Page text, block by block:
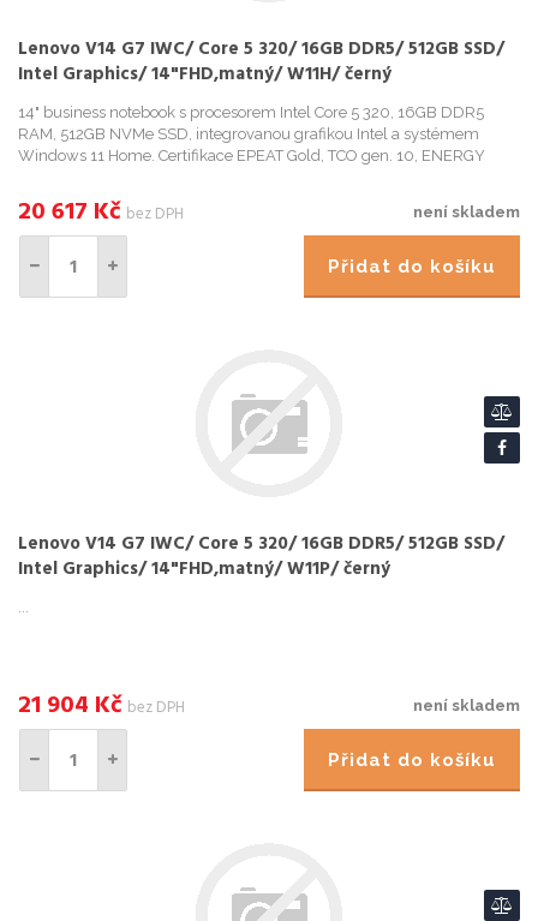
Lenovo V14 G7 IWC/ Core 5 320/ 16GB DDR5/ 512GB SSD/
Intel Graphics/ 14"FHD,matný/ W11H/ černý
14" business notebook s procesorem Intel Core 5 320, 16GB DDR5
RAM, 512GB NVMe SSD, integrovanou grafikou Intel a systémem
Windows 11 Home. Certifikace EPEAT Gold, TCO gen. 10, ENERGY
není skladem
20 617 Kč bez DPH
Přidat do košíku
Lenovo V14 G7 IWC/ Core 5 320/ 16GB DDR5/ 512GB SSD/
Intel Graphics/ 14"FHD,matný/ W11P/ černý
není skladem
21 904 Kč bez DPH
Přidat do košíku